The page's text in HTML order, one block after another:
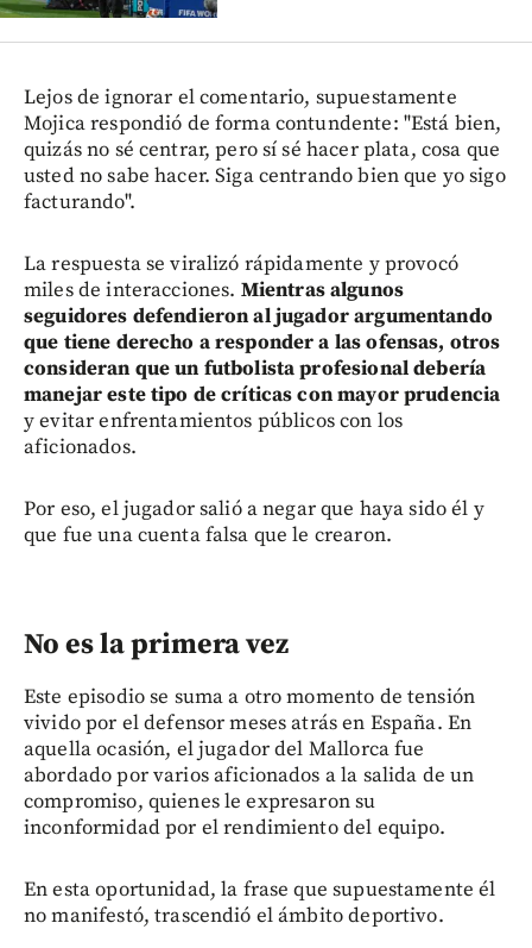
Lejos de ignorar el comentario, supuestamente
Mojica respondió de forma contundente: "Está bien,
quizás no sé centrar, pero sí sé hacer plata, cosa que
usted no sabe hacer. Siga centrando bien que yo sigo
facturando".
La respuesta se viralizó rápidamente y provocó
miles de interacciones. Mientras algunos
seguidores defendieron al jugador argumentando
que tiene derecho a responder a las ofensas, otros
consideran que un futbolista profesional debería
manejar este tipo de críticas con mayor prudencia
y evitar enfrentamientos públicos con los
aficionados.
Por eso, el jugador salió a negar que haya sido él y
que fue una cuenta falsa que le crearon.
No es la primera vez
Este episodio se suma a otro momento de tensión
vivido por el defensor meses atrás en España. En
aquella ocasión, el jugador del Mallorca fue
abordado por varios aficionados a la salida de un
compromiso, quienes le expresaron su
inconformidad por el rendimiento del equipo.
En esta oportunidad, la frase que supuestamente él
no manifestó, trascendió el ámbito deportivo.